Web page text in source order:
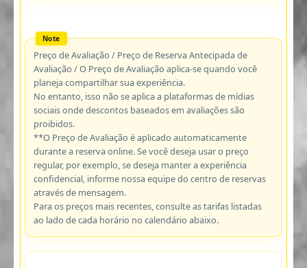
Preço de Avaliação / Preço de Reserva Antecipada de
Avaliação / O Preço de Avaliação aplica-se quando você
planeja compartilhar sua experiência.
No entanto, isso não se aplica a plataformas de mídias
sociais onde descontos baseados em avaliações são
proibidos.
**O Preço de Avaliação é aplicado automaticamente
durante a reserva online. Se você deseja usar o preço
regular, por exemplo, se deseja manter a experiência
confidencial, informe nossa equipe do centro de reservas
através de mensagem.
Para os preços mais recentes, consulte as tarifas listadas
ao lado de cada horário no calendário abaixo.